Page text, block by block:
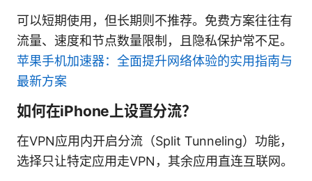
可以短期使用，但长期则不推荐。免费方案往往有
流量、速度和节点数量限制，且隐私保护常不足。
苹果手机加速器：全面提升网络体验的实用指南与
最新方案
如何在iPhone上设置分流？
在VPN应用内开启分流（Split Tunneling）功能，
选择只让特定应用走VPN，其余应用直连互联网。